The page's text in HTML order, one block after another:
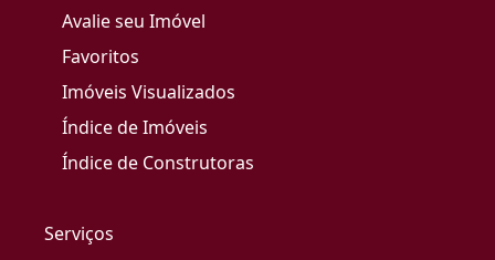
Avalie seu Imóvel
Favoritos
Imóveis Visualizados
Índice de Imóveis
Índice de Construtoras
Serviços